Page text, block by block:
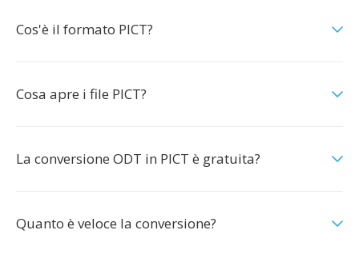
Cos'è il formato PICT?
Cosa apre i file PICT?
La conversione ODT in PICT è gratuita?
Quanto è veloce la conversione?